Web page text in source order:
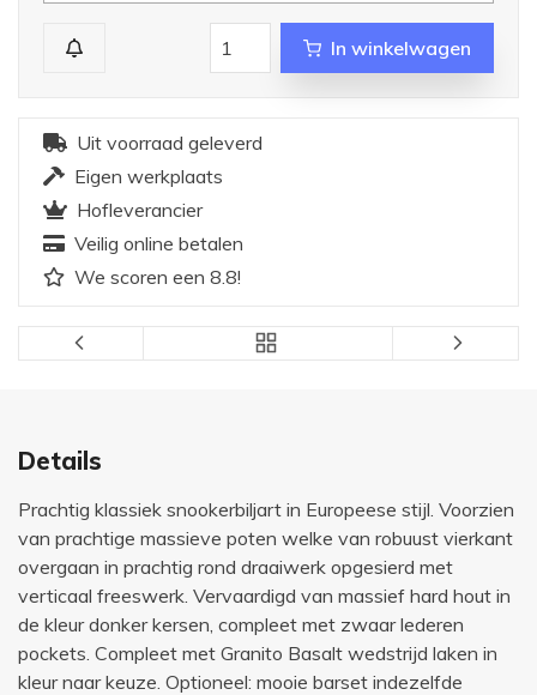
In winkelwagen
Uit voorraad geleverd
Eigen werkplaats
Hofleverancier
Veilig online betalen
We scoren een 8.8!
Details
Prachtig klassiek snookerbiljart in Europeese stijl. Voorzien
van prachtige massieve poten welke van robuust vierkant
overgaan in prachtig rond draaiwerk opgesierd met
verticaal freeswerk. Vervaardigd van massief hard hout in
de kleur donker kersen, compleet met zwaar lederen
pockets. Compleet met Granito Basalt wedstrijd laken in
kleur naar keuze. Optioneel: mooie barset indezelfde